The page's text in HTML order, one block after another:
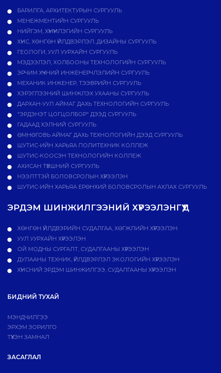
БАРИЛГА, АРХИТЕКТУРЫН СУРГУУЛЬ
МЕНЕЖМЕНТИЙН СУРГУУЛЬ
НИЙГЭМ, ХҮМҮҮНЛЭГИЙН СУРГУУЛЬ
ХҮНС, ХӨНГӨН ҮЙЛДВЭРЛЭЛ, ДИЗАЙНЫ СУРГУУЛЬ
ГЕОЛОГИ, УУЛ УУРХАЙН СУРГУУЛЬ
МЭДЭЭЛЭЛ, ХОЛБООНЫ ТЕХНОЛОГИЙН СУРГУУЛЬ
ЭРЧИМ ХҮЧНИЙ ИНЖЕНЕРЧЛЭЛИЙН СУРГУУЛЬ
МЕХАНИК ИНЖЕНЕР, ТЭЭВРИЙН СУРГУУЛЬ
ХЭРЭГЛЭЭНИЙ ШИНЖЛЭХ УХААНЫ СУРГУУЛЬ
ДАРХАН-УУЛ АЙМАГ ДАХЬ ТЕХНОЛОГИЙН СУРГУУЛЬ
"ЭРДЭНЭТ ЦОГЦОЛБОР" ДЭЭД СУРГУУЛЬ
ГАДААД ХЭЛНИЙ СУРГУУЛЬ
ӨМНӨГОВЬ АЙМАГ ДАХЬ ТЕХНОЛОГИЙН ДЭЭД СУРГУУЛЬ
ШУТИС-ИЙН ХАРЬЯА ПОЛИТЕХНИК КОЛЛЕЖ
ШУТИС-КООСЭН ТЕХНОЛОГИЙН КОЛЛЕЖ
АХИСАН ТҮВШНИЙ СУРГУУЛЬ
НЭЭЛТТЭЙ БОЛОВСРОЛЫН ХҮРЭЭЛЭН
ШУТИС-ИЙН ХАРЬЯА ЕРӨНХИЙ БОЛОВСРОЛЫН АХЛАХ СУРГУУЛЬ
ЭРДЭМ ШИНЖИЛГЭЭНИЙ ХҮРЭЭЛЭНГҮҮД
ХӨНГӨН ҮЙЛДВЭРИЙН СУДАЛГАА, ХӨГЖЛИЙН ХҮРЭЭЛЭН
УУЛ УУРХАЙН ХҮРЭЭЛЭН
ОЙ МОДНЫ СУРГАЛТ, СУДАЛГААНЫ ХҮРЭЭЛЭН
ДУЛААНЫ ТЕХНИК, ҮЙЛДВЭРЛЭЛ ЭКОЛОГИЙН ХҮРЭЭЛЭН
ХҮНСНИЙ ЭРДЭМ ШИНЖИЛГЭЭ, СУДАЛГААНЫ ХҮРЭЭЛЭН
БИДНИЙ ТУХАЙ
МЭНДЧИЛГЭЭ
ЭРХЭМ ЗОРИЛГО
ТҮҮХЭН ЗАМНАЛ
ЗАСАГЛАЛ